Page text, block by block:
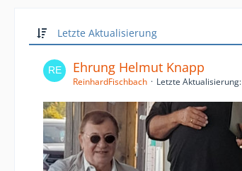
Letzte Aktualisierung
Ehrung Helmut Knapp
ReinhardFischbach Letzte Aktualisierung: